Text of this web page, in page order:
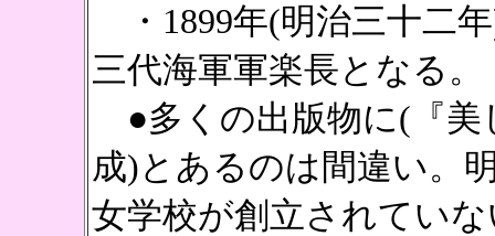
・1899年(明治三十二
三代海軍軍楽長となる。
●多くの出版物に(『美
成)とあるのは間違い。
女学校が創立されてい